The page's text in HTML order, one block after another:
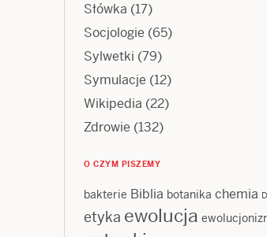
Słówka (17)
Socjologie (65)
Sylwetki (79)
Symulacje (12)
Wikipedia (22)
Zdrowie (132)
O CZYM PISZEMY
bakterie Biblia botanika chemia
etyka ewolucja